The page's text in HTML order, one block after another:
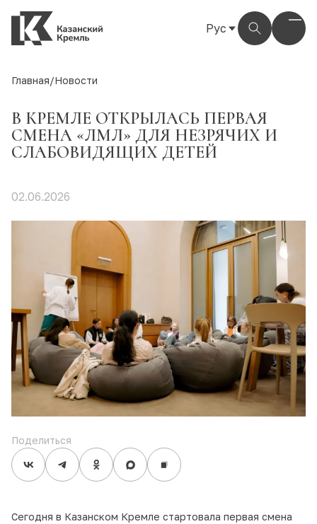
Рус
Главная/Новости
В КРЕМЛЕ ОТКРЫЛАСЬ ПЕРВАЯ
СМЕНА «ЛМЛ» ДЛЯ НЕЗРЯЧИХ И
СЛАБОВИДЯЩИХ ДЕТЕЙ
02.06.2026
Поделиться
Сегодня в Казанском Кремле стартовала первая смена